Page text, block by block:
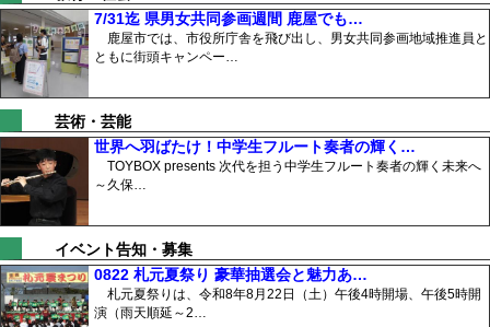
7/31迄 県男女共同参画週間 鹿屋でも…
鹿屋市では、市役所庁舎を飛び出し、男女共同参画地域推進員と
ともに街頭キャンペー…
芸術・芸能
世界へ羽ばたけ！中学生フルート奏者の輝く…
TOYBOX presents 次代を担う中学生フルート奏者の輝く未来へ
～久保…
イベント告知・募集
0822 札元夏祭り 豪華抽選会と魅力あ…
札元夏祭りは、令和8年8月22日（土）午後4時開場、午後5時開
演（雨天順延～2…